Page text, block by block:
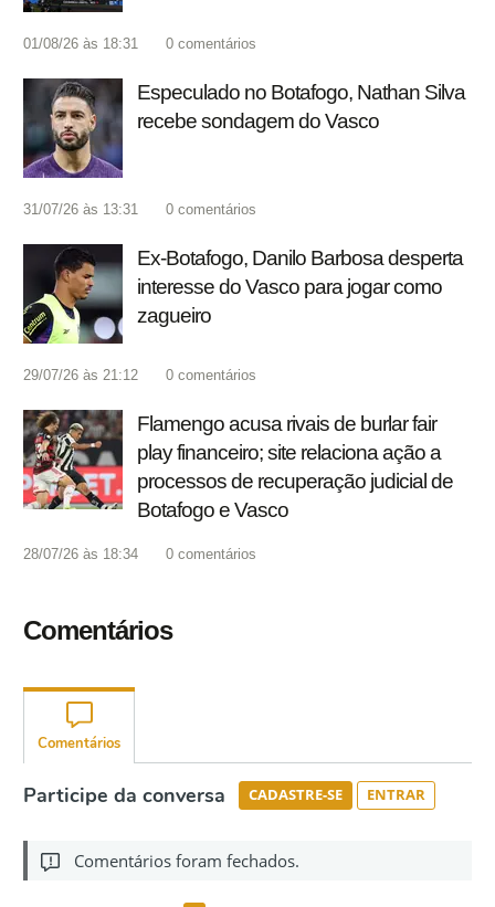
01/08/26 às 18:31 0 comentários
Especulado no Botafogo, Nathan Silva
recebe sondagem do Vasco
31/07/26 às 13:31 0 comentários
Ex-Botafogo, Danilo Barbosa desperta
interesse do Vasco para jogar como
zagueiro
29/07/26 às 21:12 0 comentários
Flamengo acusa rivais de burlar fair
play financeiro; site relaciona ação a
processos de recuperação judicial de
Botafogo e Vasco
28/07/26 às 18:34 0 comentários
Comentários